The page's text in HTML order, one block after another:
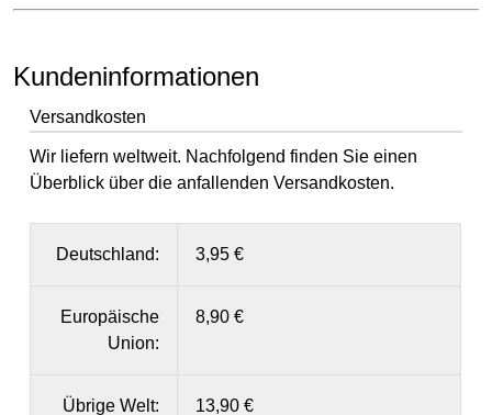
Kundeninformationen
Versandkosten
Wir liefern weltweit. Nachfolgend finden Sie einen
Überblick über die anfallenden Versandkosten.
Deutschland: 3,95 €
Europäische
Union:
8,90 €
Übrige Welt: 13,90 €